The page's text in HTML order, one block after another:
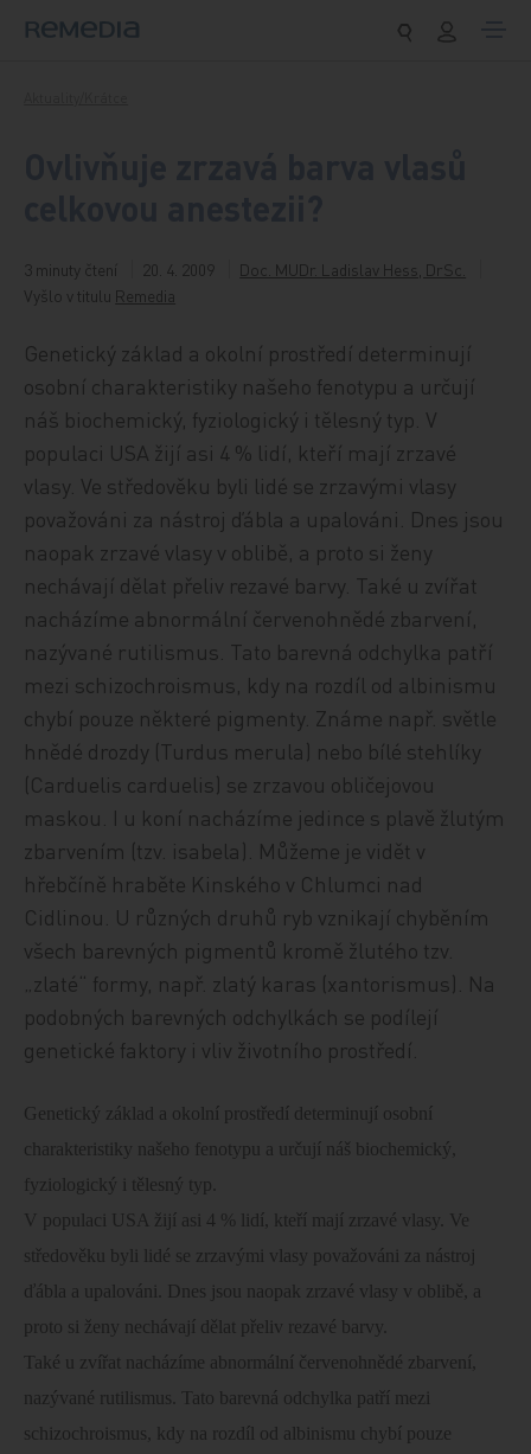
3 minuty čtení 20. 4. 2009
Doc. MUDr. Ladislav Hess, DrSc.
Vyšlo v titulu Remedia
Genetický základ a okolní prostředí determinují
osobní charakteristiky našeho fenotypu a určují
náš biochemický, fyziologický i tělesný typ. V
populaci USA žijí asi 4 % lidí, kteří mají zrzavé
vlasy. Ve středověku byli lidé se zrzavými vlasy
považováni za nástroj ďábla a upalováni. Dnes jsou
naopak zrzavé vlasy v oblibě, a proto si ženy
nechávají dělat přeliv rezavé barvy. Také u zvířat
nacházíme abnormální červenohnědé zbarvení,
nazývané rutilismus. Tato barevná odchylka patří
mezi schizochroismus, kdy na rozdíl od albinismu
chybí pouze některé pigmenty. Známe např. světle
hnědé drozdy (Turdus merula) nebo bílé stehlíky
(Carduelis carduelis) se zrzavou obličejovou
maskou. I u koní nacházíme jedince s plavě žlutým
zbarvením (tzv. isabela). Můžeme je vidět v
hřebčíně hraběte Kinského v Chlumci nad
Cidlinou. U různých druhů ryb vznikají chyběním
všech barevných pigmentů kromě žlutého tzv.
„zlaté“ formy, např. zlatý karas (xantorismus). Na
podobných barevných odchylkách se podílejí
genetické faktory i vliv životního prostředí.
Genetický základ a okolní prostředí determinují osobní
charakteristiky našeho fenotypu a určují náš biochemický,
fyziologický i tělesný typ.
V populaci USA žijí asi 4 % lidí, kteří mají zrzavé vlasy. Ve
středověku byli lidé se zrzavými vlasy považováni za nástroj
ďábla a upalováni. Dnes jsou naopak zrzavé vlasy v oblibě, a
proto si ženy nechávají dělat přeliv rezavé barvy.
Také u zvířat nacházíme abnormální červenohnědé zbarvení,
nazývané rutilismus. Tato barevná odchylka patří mezi
schizochroismus, kdy na rozdíl od albinismu chybí pouze